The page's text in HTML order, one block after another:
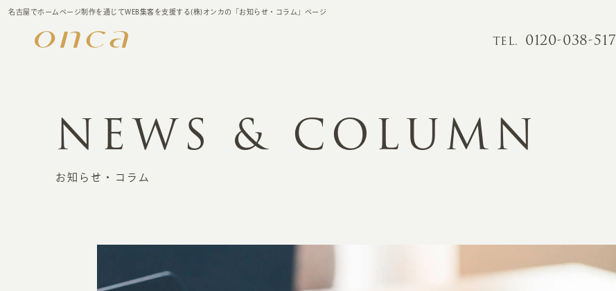
名古屋でホームページ制作を通じてWEB集客を支援する(株)オンカの「お知らせ・コラム」ページ
TEL. 0120-038-517
NEWS & COLUMN
お知らせ・コラム